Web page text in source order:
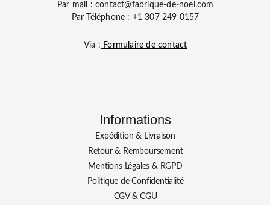
Par mail : contact@fabrique-de-noel.com
Par Téléphone : +1 307 249 0157
Via : Formulaire de contact
Informations
Expédition & Livraison
Retour & Remboursement
Mentions Légales & RGPD
Politique de Confidentialité
CGV & CGU